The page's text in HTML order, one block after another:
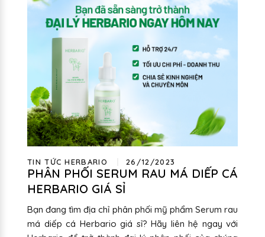
TIN TỨC HERBARIO 26/12/2023
PHÂN PHỐI SERUM RAU MÁ DIẾP CÁ
HERBARIO GIÁ SỈ
Bạn đang tìm địa chỉ phân phối mỹ phẩm Serum rau
má diếp cá Herbario giá sỉ? Hãy liên hệ ngay với